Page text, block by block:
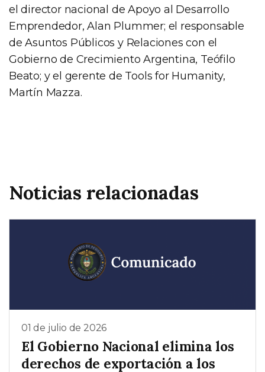
el director nacional de Apoyo al Desarrollo
Emprendedor, Alan Plummer; el responsable
de Asuntos Públicos y Relaciones con el
Gobierno de Crecimiento Argentina, Teófilo
Beato; y el gerente de Tools for Humanity,
Martín Mazza.
Noticias relacionadas
01 de julio de 2026
El Gobierno Nacional elimina los
derechos de exportación a los